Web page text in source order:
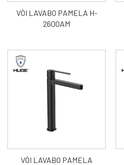
VÒI LAVABO PAMELA H-
2600AM
VÒI LAVABO PAMELA